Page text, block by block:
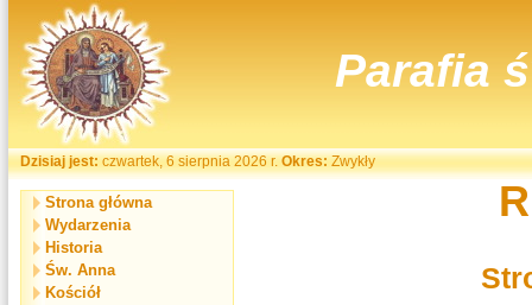
Parafia
Dzisiaj jest:czwartek, 6 sierpnia 2026 r.Okres:Zwykły
Strona główna
Wydarzenia
Historia
Św. Anna
Kościół